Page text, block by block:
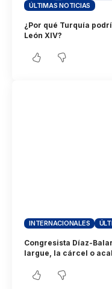
ÚLTIMAS NOTICIAS
¿Por qué Turquía
León XIV?
INTERNACIONALES
Congresista Díaz-
largue, la cárcel o